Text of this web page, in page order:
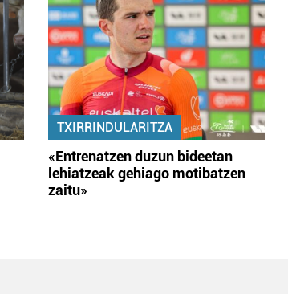
TXIRRINDULARITZA
«Entrenatzen duzun bideetan
lehiatzeak gehiago motibatzen
zaitu»